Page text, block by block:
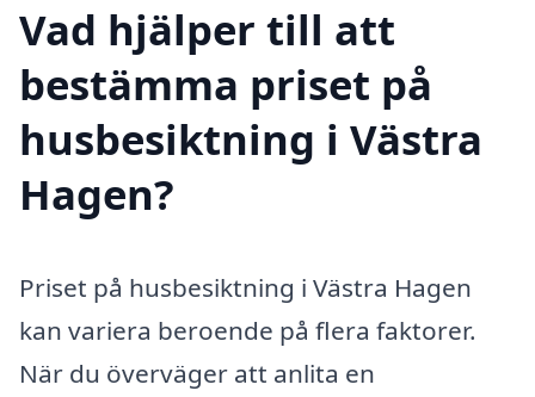
Vad hjälper till att
bestämma priset på
husbesiktning i Västra
Hagen?
Priset på husbesiktning i Västra Hagen
kan variera beroende på flera faktorer.
När du överväger att anlita en